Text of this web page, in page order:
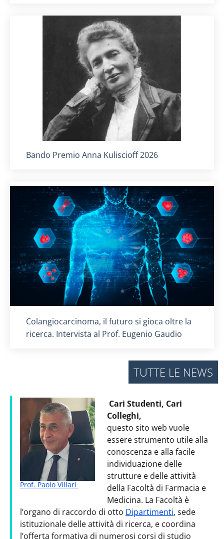
Titolo card:
Bando Premio Anna Kuliscioff 2026
Titolo card:
Colangiocarcinoma, il futuro si gioca oltre la
ricerca. Intervista al Prof. Eugenio Gaudio
TUTTE LE NEWS
Prof. Paolo Villari
Cari Studenti, Cari
Colleghi,
questo sito web vuole
essere strumento utile alla
conoscenza e alla facile
individuazione delle
strutture e delle attività
della Facoltà di Farmacia e
Medicina. La Facoltà è
l’organo di raccordo di otto Dipartimenti, sede
istituzionale delle attività di ricerca, e coordina
l’offerta formativa di numerosi corsi di studio